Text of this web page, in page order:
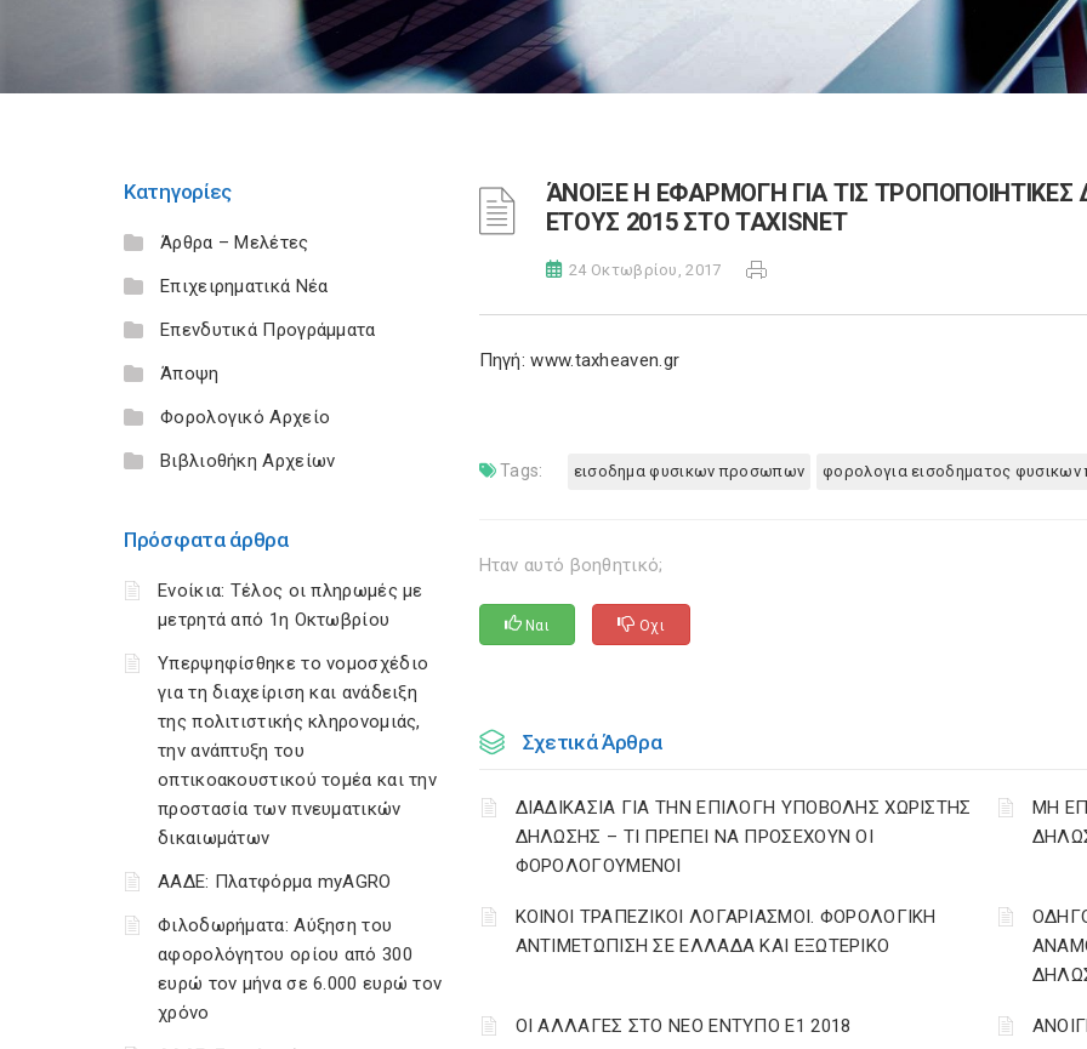
Κατηγορίες
Άρθρα – Μελέτες
Επιχειρηματικά Νέα
Επενδυτικά Προγράμματα
Άποψη
Φορολογικό Αρχείο
Βιβλιοθήκη Αρχείων
Πρόσφατα άρθρα
Ενοίκια: Τέλος οι πληρωμές με
μετρητά από 1η Οκτωβρίου
Υπερψηφίσθηκε το νομοσχέδιο
για τη διαχείριση και ανάδειξη
της πολιτιστικής κληρονομιάς,
την ανάπτυξη του
οπτικοακουστικού τομέα και την
προστασία των πνευματικών
δικαιωμάτων
ΑΑΔΕ: Πλατφόρμα myAGRO
Φιλοδωρήματα: Αύξηση του
αφορολόγητου ορίου από 300
ευρώ τον μήνα σε 6.000 ευρώ τον
χρόνο
ΆΝΟΙΞΕ Η ΕΦΑΡΜΟΓΗ ΓΙΑ ΤΙΣ
ΕΤΟΥΣ 2015 ΣΤΟ TAXISNET
24 Οκτωβρίου, 2017
Πηγή: www.taxheaven.gr
Tags: εισοδημα φυσικων προσωπων φορολογια εισοδηματος
Ηταν αυτό βοηθητικό;
Ναι Οχι
Σχετικά Άρθρα
ΔΙΑΔΙΚΑΣΙΑ ΓΙΑ ΤΗΝ ΕΠΙΛΟΓΗ ΥΠΟΒΟΛΗΣ ΧΩΡΙΣΤΗΣ
ΔΗΛΩΣΗΣ – ΤΙ ΠΡΕΠΕΙ ΝΑ ΠΡΟΣΕΧΟΥΝ ΟΙ
ΦΟΡΟΛΟΓΟΥΜΕΝΟΙ
ΜΗ
ΚΟΙΝΟΙ ΤΡΑΠΕΖΙΚΟΙ ΛΟΓΑΡΙΑΣΜΟΙ. ΦΟΡΟΛΟΓΙΚΗ
ΑΝΤΙΜΕΤΩΠΙΣΗ ΣΕ ΕΛΛΑΔΑ ΚΑΙ ΕΞΩΤΕΡΙΚΟ
ΟΙ ΑΛΛΑΓΕΣ ΣΤΟ ΝΕΟ ΕΝΤΥΠΟ Ε1 2018